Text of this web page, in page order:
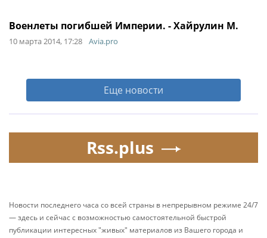
Военлеты погибшей Империи. - Хайрулин М.
10 марта 2014, 17:28 Avia.pro
Еще новости
Rss.plus
Новости последнего часа со всей страны в непрерывном режиме 24/7
— здесь и сейчас с возможностью самостоятельной быстрой
публикации интересных "живых" материалов из Вашего города и